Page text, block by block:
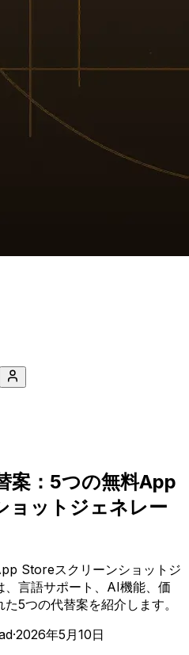
案：5つの無料App
ョットジェネレー
Storeスクリーンショットジ
、言語サポート、AI機能、価
5つの代替案を紹介します。
·2026年5月10日